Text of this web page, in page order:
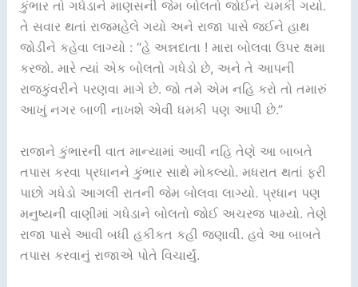
કુંભાર તો ગધેડાને માણસની જેમ બોલતો જોઈને ચમકી ગયો.
તે સવાર થતાં રાજમહેલે ગયો અને રાજા પાસે જઈને હાથ
જોડીને કહેવા લાગ્યો : “હે અન્નદાતા ! મારા બોલવા ઉપર ક્ષમા
કરજો. મારે ત્યાં એક બોલતો ગધેડો છે, અને તે આપની
રાજકુંવરીને પરણવા માગે છે. જો તમે એમ નહિ કરો તો તમારું
આખું નગર બાળી નાખશે એવી ધમકી પણ આપી છે.”
રાજાને કુંભારની વાત માન્યામાં આવી નહિ તેણે આ બાબતે
તપાસ કરવા પ્રધાનને કુંભાર સાથે મોકલ્યો. મધરાત થતાં ફરી
પાછો ગધેડો આગલી રાતની જેમ બોલવા લાગ્યો. પ્રધાન પણ
મનુષ્યની વાણીમાં ગધેડાને બોલતો જોઈ અચરજ પામ્યો. તેણે
રાજા પાસે આવી બધી હકીકત કહી જણાવી. હવે આ બાબતે
તપાસ કરવાનું રાજાએ પોતે વિચાર્યું.